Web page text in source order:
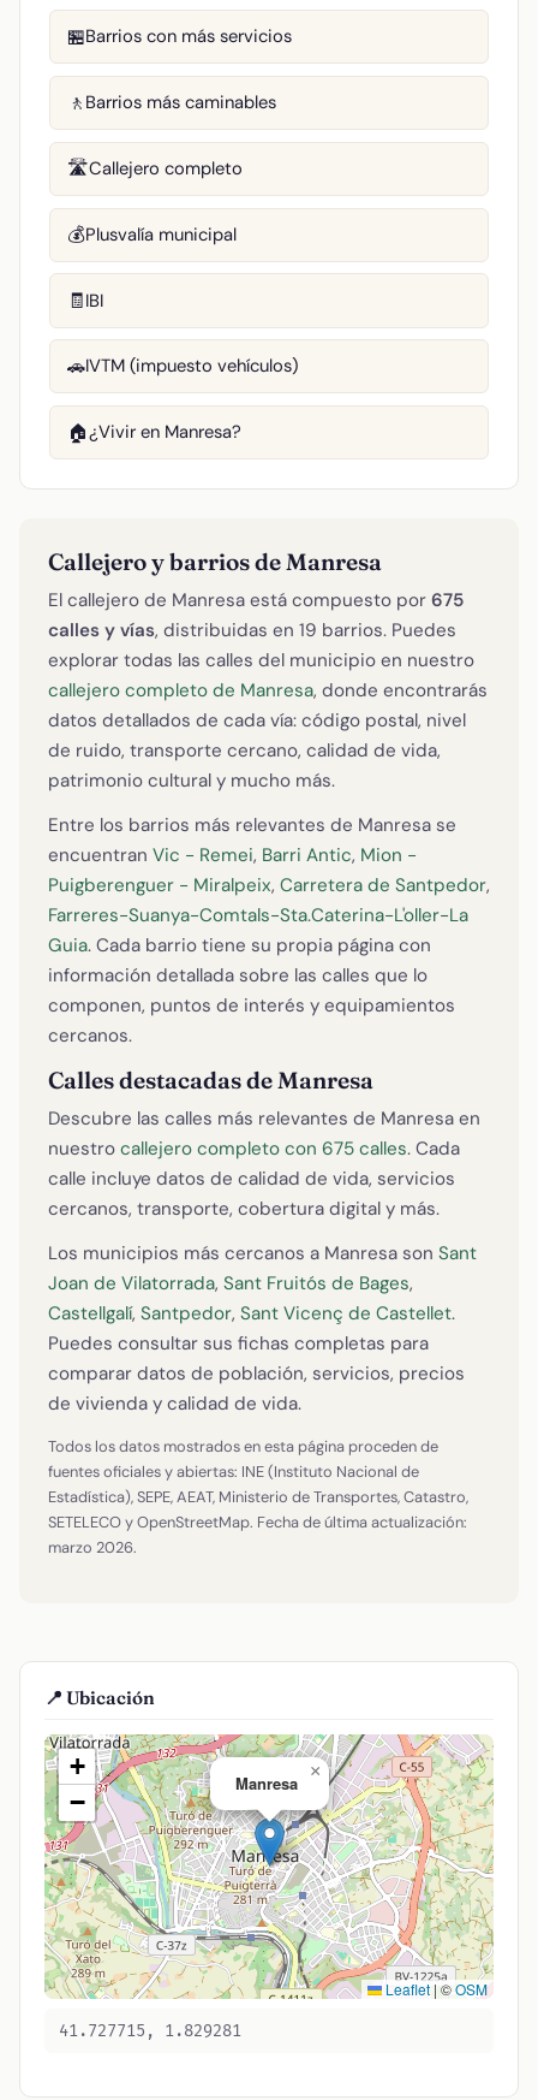
🏪Barrios con más servicios
🚶 Barrios más caminables
🛣️Callejero completo
💰Plusvalía municipal
🧾IBI
🚗IVTM (impuesto vehículos)
🏠¿Vivir en Manresa?
Callejero y barrios de Manresa
El callejero de Manresa está compuesto por 675
calles y vías, distribuidas en 19 barrios. Puedes
explorar todas las calles del municipio en nuestro
callejero completo de Manresa, donde encontrarás
datos detallados de cada vía: código postal, nivel
de ruido, transporte cercano, calidad de vida,
patrimonio cultural y mucho más.
Entre los barrios más relevantes de Manresa se
encuentran Vic - Remei, Barri Antic, Mion -
Puigberenguer - Miralpeix, Carretera de Santpedor,
Farreres-Suanya-Comtals-Sta.Caterina-L'oller-La
Guia. Cada barrio tiene su propia página con
información detallada sobre las calles que lo
componen, puntos de interés y equipamientos
cercanos.
Calles destacadas de Manresa
Descubre las calles más relevantes de Manresa en
nuestro callejero completo con 675 calles. Cada
calle incluye datos de calidad de vida, servicios
cercanos, transporte, cobertura digital y más.
Los municipios más cercanos a Manresa son Sant
Joan de Vilatorrada, Sant Fruitós de Bages,
Castellgalí, Santpedor, Sant Vicenç de Castellet.
Puedes consultar sus fichas completas para
comparar datos de población, servicios, precios
de vivienda y calidad de vida.
Todos los datos mostrados en esta página proceden de
fuentes oficiales y abiertas: INE (Instituto Nacional de
Estadística), SEPE, AEAT, Ministerio de Transportes, Catastro,
SETELECO y OpenStreetMap. Fecha de última actualización:
marzo 2026.
📍 Ubicación
Manresa
×
+
−
Leaflet | ©OSM
41.727715, 1.829281